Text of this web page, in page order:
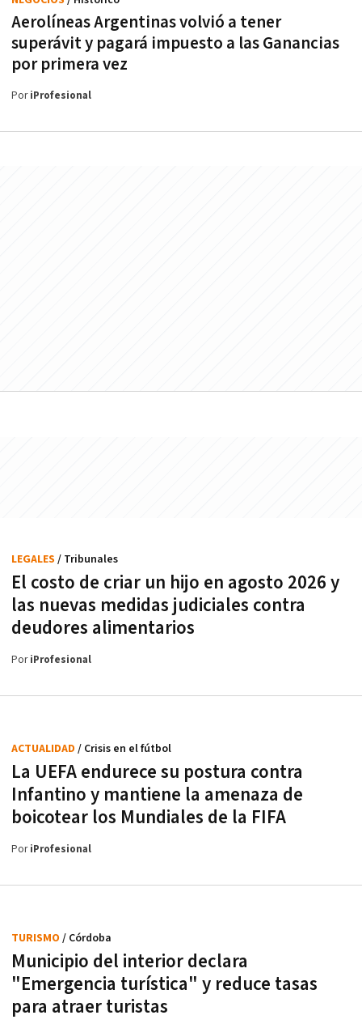
Aerolíneas Argentinas volvió a tener
superávit y pagará impuesto a las Ganancias
por primera vez
PoriProfesional
El costo de criar un hijo en agosto 2026 y
las nuevas medidas judiciales contra
deudores alimentarios
LEGALES / Tribunales
PoriProfesional
La UEFA endurece su postura contra
Infantino y mantiene la amenaza de
boicotear los Mundiales de la FIFA
ACTUALIDAD / Crisis en el fútbol
PoriProfesional
Municipio del interior declara
"Emergencia turística" y reduce tasas
para atraer turistas
TURISMO / Córdoba